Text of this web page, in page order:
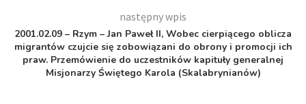
następny wpis
2001.02.09 – Rzym – Jan Paweł II, Wobec cierpiącego oblicza
migrantów czujcie się zobowiązani do obrony i promocji ich
praw. Przemówienie do uczestników kapituły generalnej
Misjonarzy Świętego Karola (Skalabrynianów)